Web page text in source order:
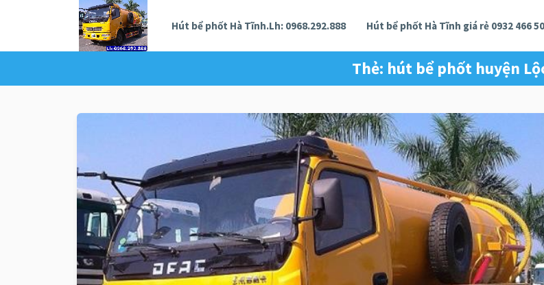
Hút bể phốt Hà Tĩnh.Lh: 0968.292.888 Hút bể phốt Hà Tĩnh giá rẻ 0932 466
Thẻ: hút bể phốt huyện